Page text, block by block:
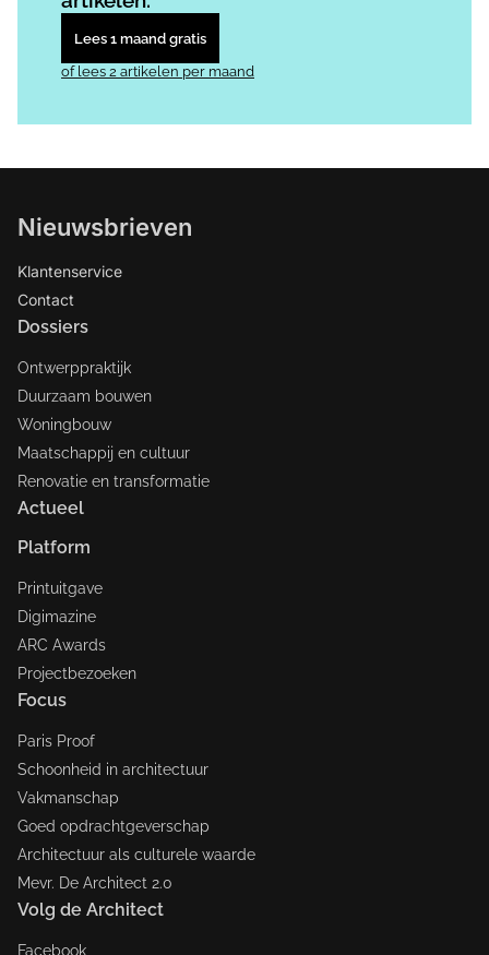
Lees 1 maand gratis
of lees 2 artikelen per maand
Nieuwsbrieven
Klantenservice
Contact
Dossiers
Ontwerppraktijk
Duurzaam bouwen
Woningbouw
Maatschappij en cultuur
Renovatie en transformatie
Actueel
Platform
Printuitgave
Digimazine
ARC Awards
Projectbezoeken
Focus
Paris Proof
Schoonheid in architectuur
Vakmanschap
Goed opdrachtgeverschap
Architectuur als culturele waarde
Mevr. De Architect 2.0
Volg de Architect
Facebook